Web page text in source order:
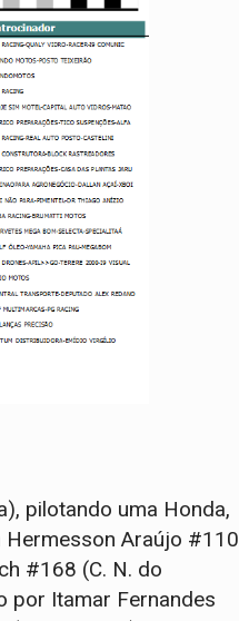
pilotando uma Honda,
Araújo #110
#168 (C. N. do
por Itamar Fernandes